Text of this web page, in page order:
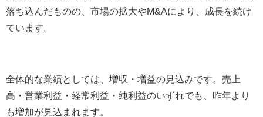
落ち込んだものの、市場の拡大やM&Aにより、成長を続け
ています。
全体的な業績としては、増収・増益の見込みです。売上
高・営業利益・経常利益・純利益のいずれでも、昨年より
も増加が見込まれます。